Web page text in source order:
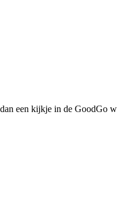
een kijkje in de GoodGo